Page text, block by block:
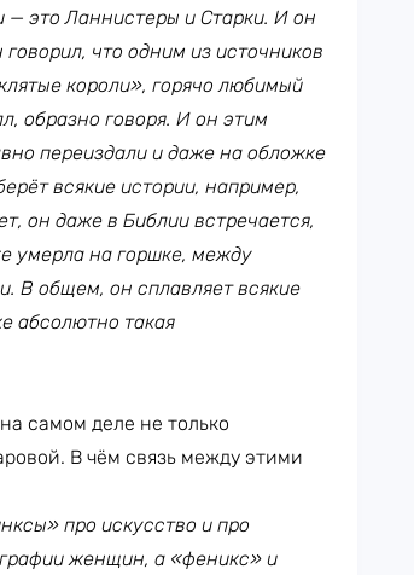
— это Ланнистеры и Старки. И он
что одним из источников
короли», горячо любимый
образно говоря. И он этим
переиздали и даже на обложке
всякие истории, например,
он даже в Библии встречается,
умерла на горшке, между
В общем, он сплавляет всякие
абсолютно такая
самом деле не только
В чём связь между этими
про искусство и про
женщин, а «феникс» и